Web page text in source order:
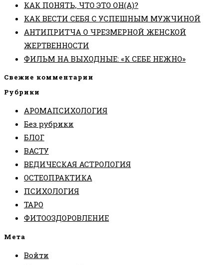
САМ
КАК ПОНЯТЬ, ЧТО ЭТО ОН(А)?
КАК ВЕСТИ СЕБЯ С УСПЕШНЫМ МУЖЧИНОЙ
АНТИПРИТЧА О ЧРЕЗМЕРНОЙ ЖЕНСКОЙ
ЖЕРТВЕННОСТИ
ФИЛЬМ НА ВЫХОДНЫЕ: «К СЕБЕ НЕЖНО»
Свежие комментарии
Рубрики
АРОМАПСИХОЛОГИЯ
Без рубрики
БЛОГ
ВАСТУ
ВЕДИЧЕСКАЯ АСТРОЛОГИЯ
ОСТЕОПРАКТИКА
ПСИХОЛОГИЯ
ТАРО
ФИТООЗДОРОВЛЕНИЕ
Мета
Войти